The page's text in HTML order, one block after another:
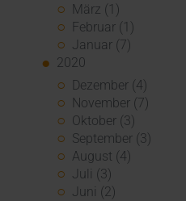
März (1)
Februar (1)
Januar (7)
2020
Dezember (4)
November (7)
Oktober (3)
September (3)
August (4)
Juli (3)
Juni (2)